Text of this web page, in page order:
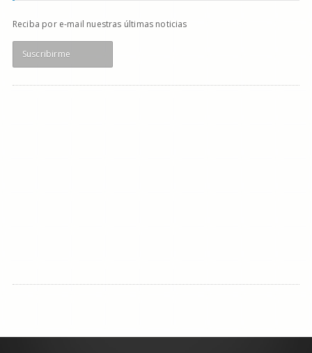
Reciba por e-mail nuestras últimas noticias
Suscribirme